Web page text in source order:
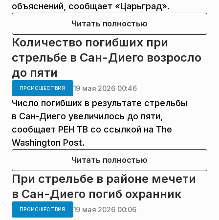
объяснений, сообщает «Царьград».
Читать полностью
Количество погибших при
стрельбе в Сан-Диего возросло
до пяти
ПРОИСШЕСТВИЯ 19 мая 2026 00:46
Число погибших в результате стрельбы
в Сан-Диего увеличилось до пяти,
сообщает РЕН ТВ со ссылкой на The
Washington Post.
Читать полностью
При стрельбе в районе мечети
в Сан-Диего погиб охранник
ПРОИСШЕСТВИЯ 19 мая 2026 00:06